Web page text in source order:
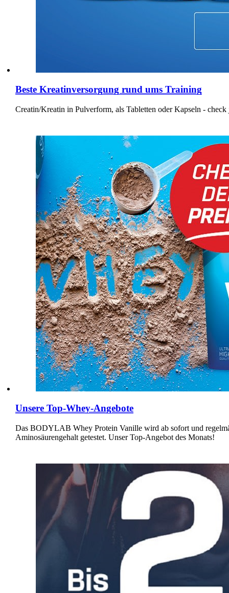
Beste Kreatinversorgung rund ums Training
Creatin/Kreatin in Pulverform, als Tabletten oder Kapseln -
Unsere Top-Whey-Angebote
Das BODYLAB Whey Protein Vanille wird ab sofort und
Aminosäurengehalt getestet. Unser Top-Angebot des Monats!